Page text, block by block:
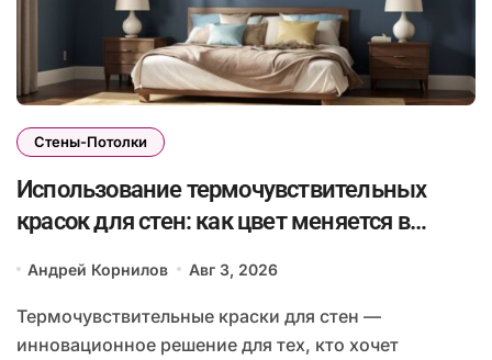
Стены-Потолки
Использование термочувствительных
красок для стен: как цвет меняется в
впечатляющий эффект
Андрей Корнилов Авг 3, 2026
Термочувствительные краски для стен —
инновационное решение для тех, кто хочет